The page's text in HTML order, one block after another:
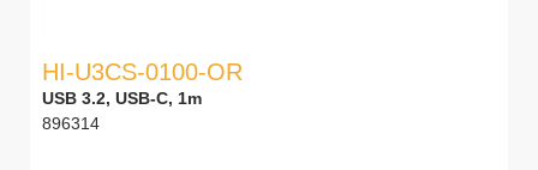
HI-U3CS-0100-OR
USB 3.2, USB-C, 1m
896314